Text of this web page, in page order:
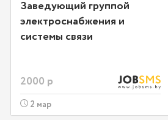
Заведующий группой
электроснабжения и
системы связи
2000 р
2 мар